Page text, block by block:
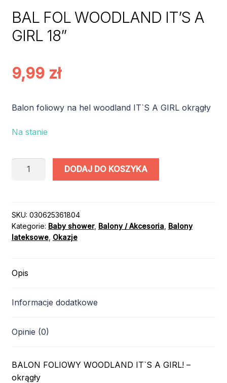
BAL FOL WOODLAND IT’S A
GIRL 18”
9,99 zł
Balon foliowy na hel woodland IT`S A GIRL okrągły
Na stanie
ilość
IT'S
A
GIRL
DODAJ DO KOSZYKA
SKU: 030625361804
Kategorie: Baby shower, Balony / Akcesoria, Balony
lateksowe, Okazje
Opis
Informacje dodatkowe
Opinie (0)
BALON FOLIOWY WOODLAND IT`S A GIRL! –
okrągły